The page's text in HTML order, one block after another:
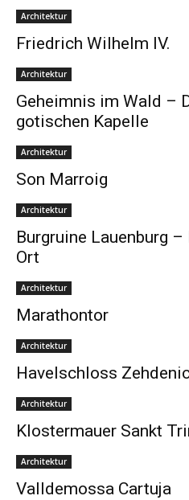
Architektur
Friedrich Wilhelm IV.
Architektur
Geheimnis im Wald –
gotischen Kapelle
Architektur
Son Marroig
Architektur
Burgruine Lauenburg
Ort
Architektur
Marathontor
Architektur
Havelschloss
Architektur
Klostermauer Sankt
Architektur
Valldemossa Cartuja